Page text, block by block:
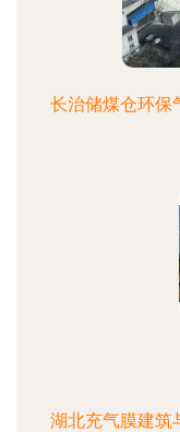
长治储煤仓环保
湖北充气膜建筑